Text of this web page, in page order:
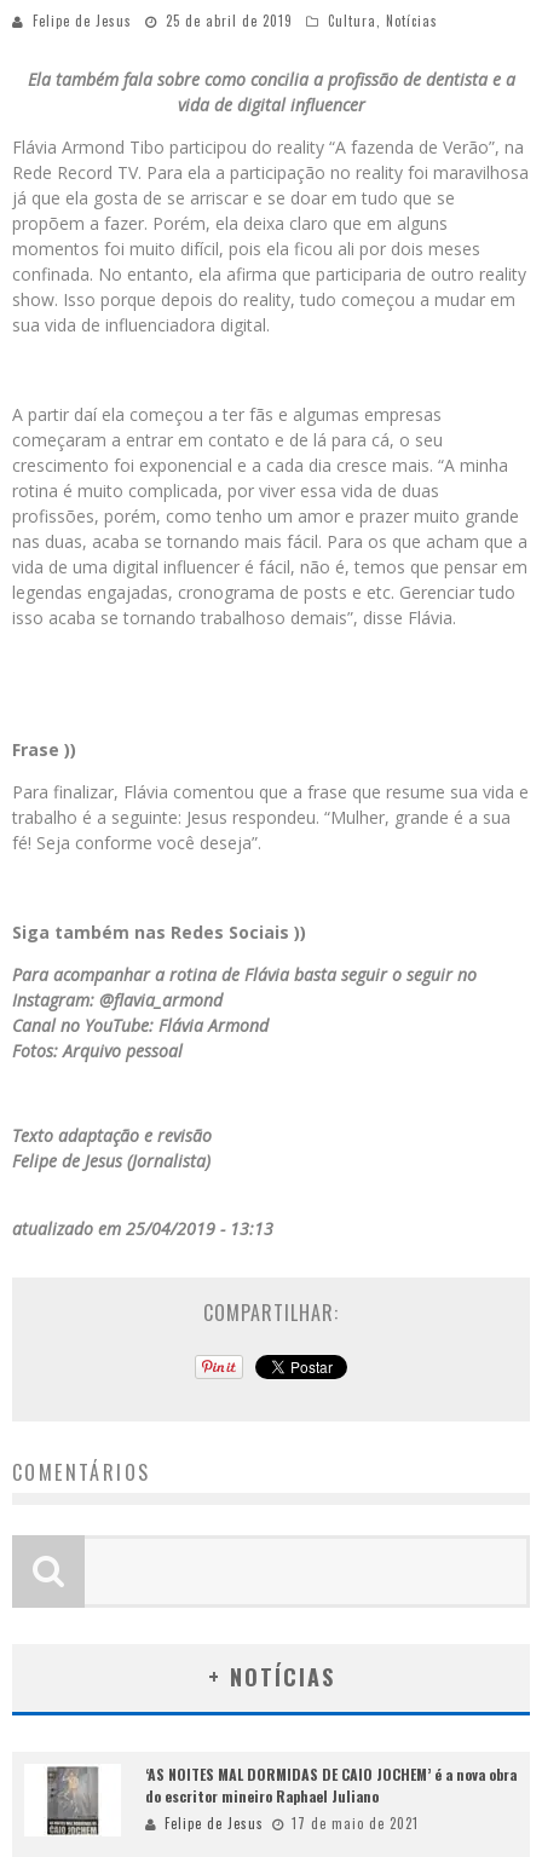
Felipe de Jesus 25 de abril de 2019 Cultura Notícias
Ela também fala sobre como concilia a profissão de dentista e a
vida de digital influencer
Flávia Armond Tibo participou do reality “A fazenda de Verão”, na
Rede Record TV. Para ela a participação no reality foi maravilhosa
já que ela gosta de se arriscar e se doar em tudo que se
propõem a fazer. Porém, ela deixa claro que em alguns
momentos foi muito difícil, pois ela ficou ali por dois meses
confinada. No entanto, ela afirma que participaria de outro reality
show. Isso porque depois do reality, tudo começou a mudar em
sua vida de influenciadora digital.
A partir daí ela começou a ter fãs e algumas empresas
começaram a entrar em contato e de lá para cá, o seu
crescimento foi exponencial e a cada dia cresce mais. “A minha
rotina é muito complicada, por viver essa vida de duas
profissões, porém, como tenho um amor e prazer muito grande
nas duas, acaba se tornando mais fácil. Para os que acham que a
vida de uma digital influencer é fácil, não é, temos que pensar em
legendas engajadas, cronograma de posts e etc. Gerenciar tudo
isso acaba se tornando trabalhoso demais”, disse Flávia.
Frase ))
Para finalizar, Flávia comentou que a frase que resume sua vida e
trabalho é a seguinte: Jesus respondeu. “Mulher, grande é a sua
fé! Seja conforme você deseja”.
Siga também nas Redes Sociais ))
Para acompanhar a rotina de Flávia basta seguir o seguir no
Instagram: @flavia_armond
Canal no YouTube: Flávia Armond
Fotos: Arquivo pessoal
Texto adaptação e revisão
Felipe de Jesus (Jornalista)
atualizado em 25/04/2019 - 13:13
COMPARTILHAR:
COMENTÁRIOS
+ NOTÍCIAS
‘AS NOITES MAL DORMIDAS DE CAIO JOCHEM’ é a nova obra
do escritor mineiro Raphael Juliano
Felipe de Jesus 17 de maio de 2021